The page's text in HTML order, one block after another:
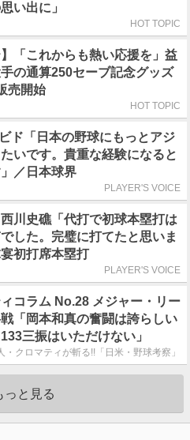
い出に」
HOT TOPIC
】「これからも熱い応援を」益
の通算250セーブ記念グッズ
売開始
HOT TOPIC
ド「日本の野球にもっとアジ
いです。貴重な経験になると
／日本球界
PLAYER'S VOICE
川史礁「代打で初球本塁打は
した。完璧に打てたと思いま
初打席本塁打
PLAYER'S VOICE
コラム No.28 メジャー・リー
「岡本和真の奮闘は誇らしい
三振はいただけない」
・クロマティが斬る!!「日米・野球考察」
っと見る